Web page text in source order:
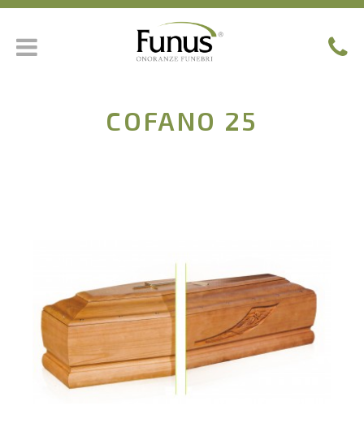
COFANO 25